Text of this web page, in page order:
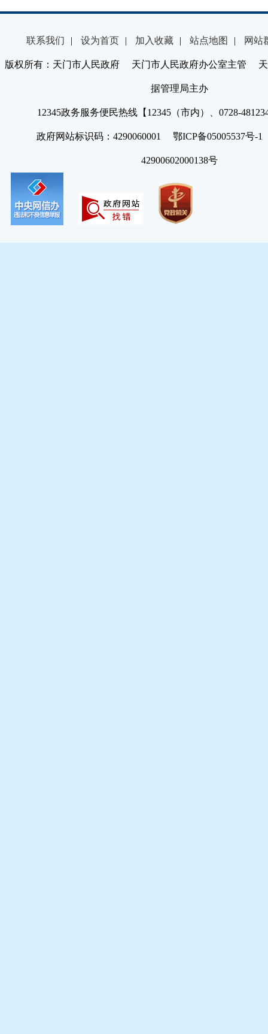
联系我们 | 设为首页 | 加入收藏 | 站点地图 | 网站
版权所有：天门市人民政府 天门市人民政府办公室主管 天
据管理局主办
12345政务服务便民热线【12345（市内）、0728-
政府网站标识码：4290060001 鄂ICP备05005537号
42900602000138号